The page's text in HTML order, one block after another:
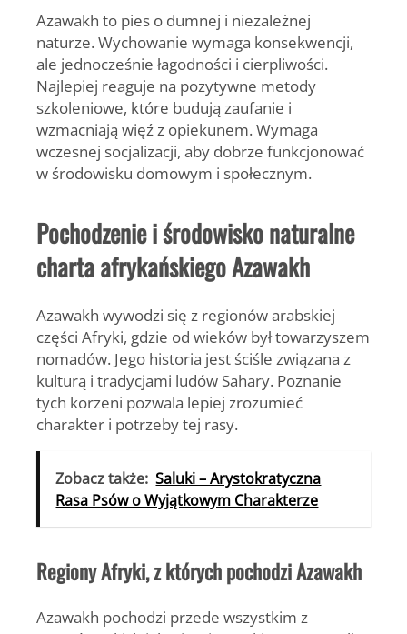
Azawakh to pies o dumnej i niezależnej
naturze. Wychowanie wymaga konsekwencji,
ale jednocześnie łagodności i cierpliwości.
Najlepiej reaguje na pozytywne metody
szkoleniowe, które budują zaufanie i
wzmacniają więź z opiekunem. Wymaga
wczesnej socjalizacji, aby dobrze funkcjonować
w środowisku domowym i społecznym.
Pochodzenie i środowisko naturalne
charta afrykańskiego Azawakh
Azawakh wywodzi się z regionów arabskiej
części Afryki, gdzie od wieków był towarzyszem
nomadów. Jego historia jest ściśle związana z
kulturą i tradycjami ludów Sahary. Poznanie
tych korzeni pozwala lepiej zrozumieć
charakter i potrzeby tej rasy.
Zobacz także: Saluki – Arystokratyczna
Rasa Psów o Wyjątkowym Charakterze
Regiony Afryki, z których pochodzi Azawakh
Azawakh pochodzi przede wszystkim z